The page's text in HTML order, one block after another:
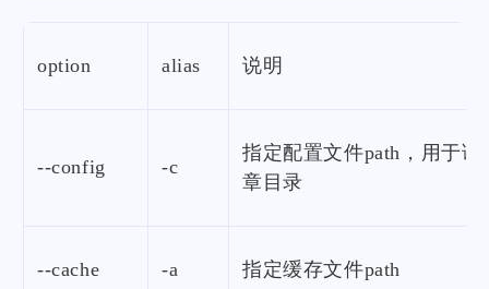
option alias 说明
--config -c
指定配置文件path，用于读
章目录
--cache -a 指定缓存文件path